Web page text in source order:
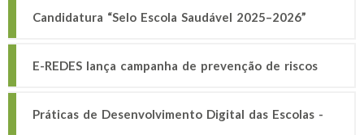
competências de escrita: educação pré-escolar e 1.º
Candidatura “Selo Escola Saudável 2025–2026”
E-REDES lança campanha de prevenção de riscos
elétricos junto da comunidade
Práticas de Desenvolvimento Digital das Escolas -